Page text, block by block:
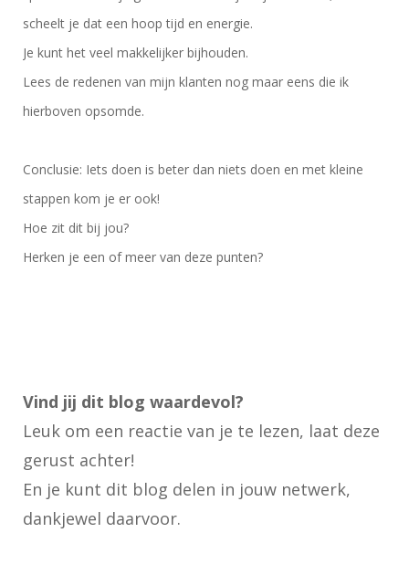
scheelt je dat een hoop tijd en energie.
Je kunt het veel makkelijker bijhouden.
Lees de redenen van mijn klanten nog maar eens die ik
hierboven opsomde.
Conclusie: Iets doen is beter dan niets doen en met kleine
stappen kom je er ook!
Hoe zit dit bij jou?
Herken je een of meer van deze punten?
Vind jij dit blog waardevol?
Leuk om een reactie van je te lezen, laat deze
gerust achter!
En je kunt dit blog delen in jouw netwerk,
dankjewel daarvoor.